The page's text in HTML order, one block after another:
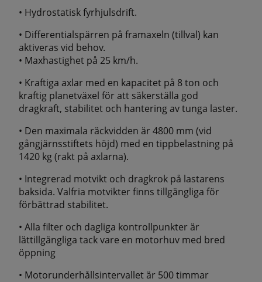
• Hydrostatisk fyrhjulsdrift.
• Differentialspärren på framaxeln (tillval) kan
aktiveras vid behov.
• Maxhastighet på 25 km/h.
• Kraftiga axlar med en kapacitet på 8 ton och
kraftig planetväxel för att säkerställa god
dragkraft, stabilitet och hantering av tunga laster.
• Den maximala räckvidden är 4800 mm (vid
gångjärnsstiftets höjd) med en tippbelastning på
1420 kg (rakt på axlarna).
• Integrerad motvikt och dragkrok på lastarens
baksida. Valfria motvikter finns tillgängliga för
förbättrad stabilitet.
• Alla filter och dagliga kontrollpunkter är
lättillgängliga tack vare en motorhuv med bred
öppning
• Motorunderhållsintervallet är 500 timmar